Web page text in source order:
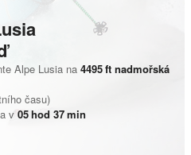
Alpe Lusia na 4495ft nadmořská
času)
v 05hod 37min